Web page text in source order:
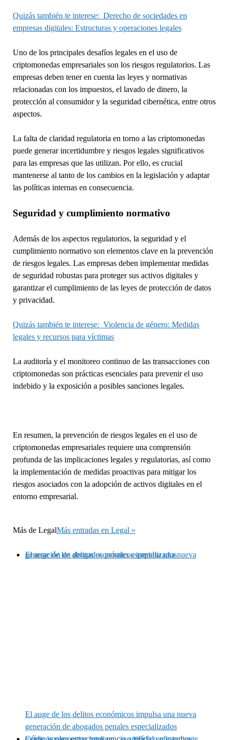
Quizás también te interese: Derecho de sociedades en
empresas digitales: Estructuras y operaciones legales
Uno de los principales desafíos legales en el uso de
criptomonedas empresariales son los riesgos regulatorios. Las
empresas deben tener en cuenta las leyes y normativas
relacionadas con los impuestos, el lavado de dinero, la
protección al consumidor y la seguridad cibernética, entre otros
aspectos.
La falta de claridad regulatoria en torno a las criptomonedas
puede generar incertidumbre y riesgos legales significativos
para las empresas que las utilizan. Por ello, es crucial
mantenerse al tanto de los cambios en la legislación y adaptar
las políticas internas en consecuencia.
Seguridad y cumplimiento normativo
Además de los aspectos regulatorios, la seguridad y el
cumplimiento normativo son elementos clave en la prevención
de riesgos legales. Las empresas deben implementar medidas
de seguridad robustas para proteger sus activos digitales y
garantizar el cumplimiento de las leyes de protección de datos
y privacidad.
Quizás también te interese: Violencia de género: Medidas
legales y recursos para víctimas
La auditoría y el monitoreo continuo de las transacciones con
criptomonedas son prácticas esenciales para prevenir el uso
indebido y la exposición a posibles sanciones legales.
En resumen, la prevención de riesgos legales en el uso de
criptomonedas empresariales requiere una comprensión
profunda de las implicaciones legales y regulatorias, así como
la implementación de medidas proactivas para mitigar los
riesgos asociados con la adopción de activos digitales en el
entorno empresarial.
Más de LegalMás entradas en Legal »
El auge de los delitos económicos impulsa una nueva generación de abogados penales especializados
El auge de los delitos económicos impulsa una nueva
generación de abogados penales especializados